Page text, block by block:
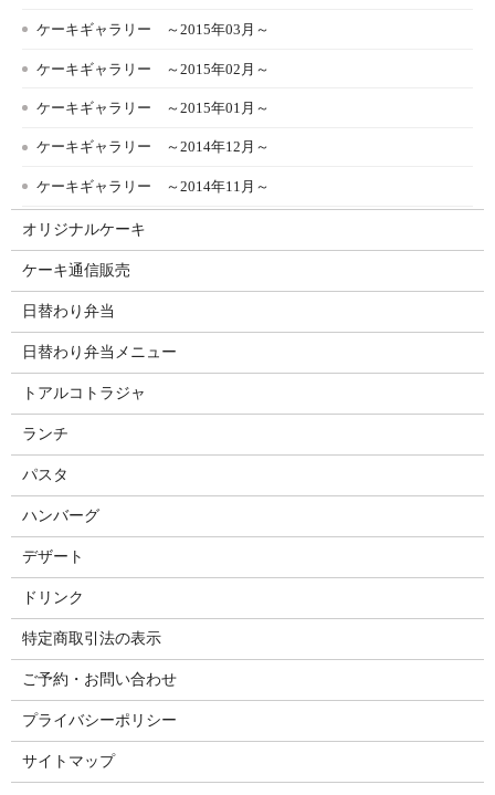
ケーキギャラリー ～2015年03月～
ケーキギャラリー ～2015年02月～
ケーキギャラリー ～2015年01月～
ケーキギャラリー ～2014年12月～
ケーキギャラリー ～2014年11月～
オリジナルケーキ
ケーキ通信販売
日替わり弁当
日替わり弁当メニュー
トアルコトラジャ
ランチ
パスタ
ハンバーグ
デザート
ドリンク
特定商取引法の表示
ご予約・お問い合わせ
プライバシーポリシー
サイトマップ